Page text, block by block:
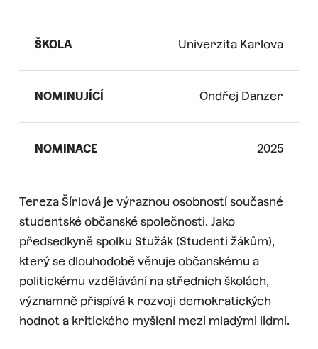
ŠKOLA Univerzita Karlova
NOMINUJÍCÍ Ondřej Danzer
NOMINACE 2025
Tereza Šírlová je výraznou osobností současné
studentské občanské společnosti. Jako
předsedkyně spolku Stužák (Studenti žákům),
který se dlouhodobě věnuje občanskému a
politickému vzdělávání na středních školách,
významně přispívá k rozvoji demokratických
hodnot a kritického myšlení mezi mladými lidmi.